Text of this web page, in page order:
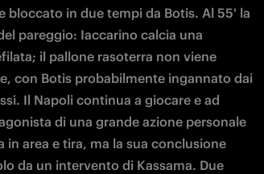
bloccato in due tempi da Botis. Al 55' la
pareggio: Iaccarino calcia una
il pallone rasoterra non viene
con Botis probabilmente ingannato dai
Il Napoli continua a giocare e ad
di una grande azione personale
area e tira, ma la sua conclusione
da un intervento di Kassama. Due